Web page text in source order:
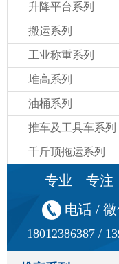
升降平台系列
搬运系列
工业称重系列
堆高系列
油桶系列
推车及工具车系列
千斤顶拖运系列
专业 专
电话 / 微
18012386387 /